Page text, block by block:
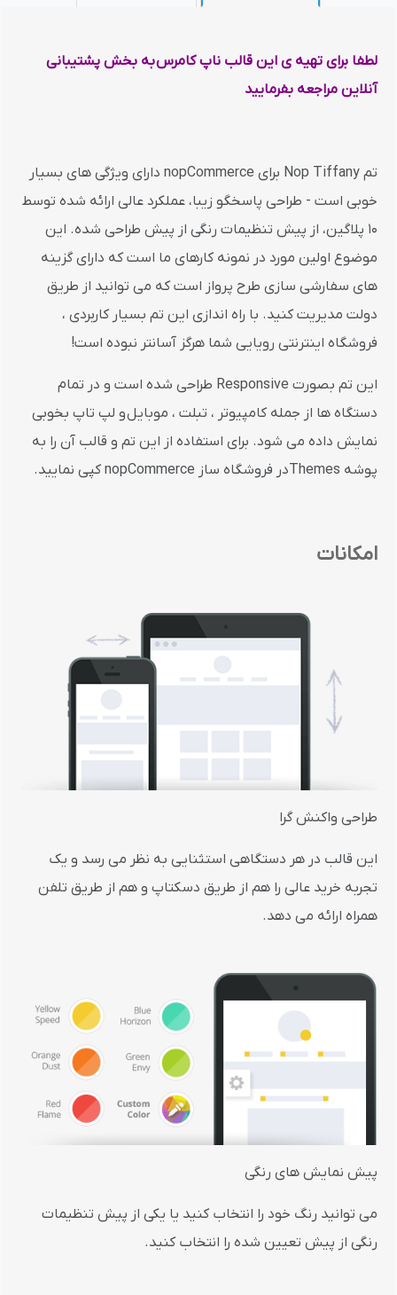
لطفا برای تهیه ی این قالب ناپ کامرس به بخش پشتیبانی
آنلاین مراجعه بفرمایید
تم Nop Tiffany برای nopCommerce دارای ویژگی های بسیار
خوبی است - طراحی پاسخگو زیبا، عملکرد عالی ارائه شده توسط
10 پلاگین، از پیش تنظیمات رنگی از پیش طراحی شده. این
موضوع اولین مورد در نمونه کارهای ما است که دارای گزینه
های سفارشی سازی طرح پرواز است که می توانید از طریق
دولت مدیریت کنید. با راه اندازی این تم بسیار کاربردی ،
فروشگاه اینترنتی رویایی شما هرگز آسانتر نبوده است!
این تم بصورت Responsive طراحی شده است و در تمام
دستگاه ها از جمله کامپیوتر ، تبلت ، موبایل و لپ تاپ بخوبی
نمایش داده می شود. برای استفاده از این تم و قالب آن را به
پوشه Themesدر فروشگاه ساز nopCommerce کپی نمایید.
امکانات
طراحی واکنش گرا
این قالب در هر دستگاهی استثنایی به نظر می رسد و یک
تجربه خرید عالی را هم از طریق دسکتاپ و هم از طریق تلفن
همراه ارائه می دهد.
پیش نمایش های رنگی
می توانید رنگ خود را انتخاب کنید یا یکی از پیش تنظیمات
رنگی از پیش تعیین شده را انتخاب کنید.